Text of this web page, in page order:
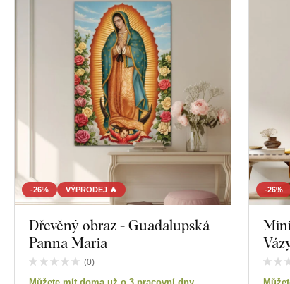
-26% VÝPRODEJ 🔥
Dřevěný obraz - Guadalupská
Panna Maria
(0)
-26%